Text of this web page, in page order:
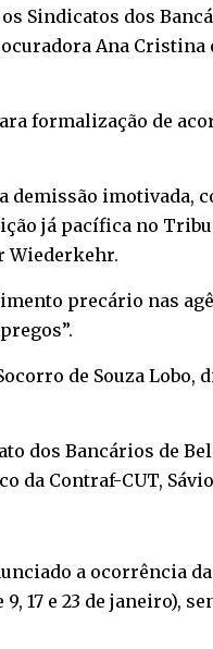
Sindicatos dos
Ana Cristina
formalização de
demissão imotivada,
já pacífica no
Wiederkehr.
precário nas
de Souza Lobo,
dos Bancários de
da Contraf-CUT,
a ocorrência
17 e 23 de janeiro),